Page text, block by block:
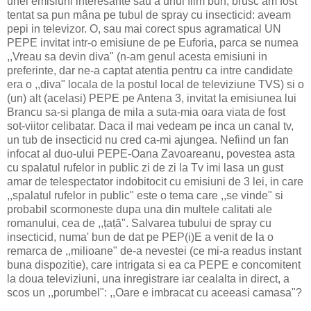
tentat sa pun mâna pe tubul de spray cu insecticid: aveam
pepi in televizor. O, sau mai corect spus agramatical UN
PEPE invitat intr-o emisiune de pe Euforia, parca se numea
,,Vreau sa devin diva" (n-am genul acesta emisiuni in
preferinte, dar ne-a captat atentia pentru ca intre candidate
era o ,,diva" locala de la postul local de televiziune TVS) si o
(un) alt (acelasi) PEPE pe Antena 3, invitat la emisiunea lui
Brancu sa-si planga de mila a suta-mia oara viata de fost
sot-viitor celibatar. Daca il mai vedeam pe inca un canal tv,
un tub de insecticid nu cred ca-mi ajungea. Nefiind un fan
infocat al duo-ului PEPE-Oana Zavoareanu, povestea asta
cu spalatul rufelor in public zi de zi la Tv imi lasa un gust
amar de telespectator indobitocit cu emisiuni de 3 lei, in care
,,spalatul rufelor in public" este o tema care ,,se vinde" si
probabil scormoneste dupa una din multele calitati ale
romanului, cea de ,,țață". Salvarea tubului de spray cu
insecticid, numa' bun de dat pe PEP(i)E a venit de la o
remarca de ,,milioane" de-a nevestei (ce mi-a readus instant
buna dispozitie), care intrigata si ea ca PEPE e concomitent
la doua televiziuni, una inregistrare iar cealalta in direct, a
scos un ,,porumbel": ,,Oare e imbracat cu aceeasi camasa"?